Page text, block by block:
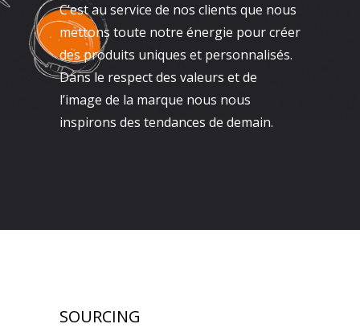
C’est au service de nos clients que nous
mettons toute notre énergie pour créer
des produits uniques et personnalisés.
Dans le respect des valeurs et de
l’image de la marque nous nous
inspirons des tendances de demain.
SOURCING